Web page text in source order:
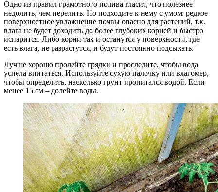
Одно из правил грамотного полива гласит, что полезнее
недолить, чем перелить. Но подходите к нему с умом: редкое
поверхностное увлажнение почвы опасно для растений, т.к.
влага не будет доходить до более глубоких корней и быстро
испарится. Либо корни так и останутся у поверхности, где
есть влага, не разрастутся, и будут постоянно подсыхать.
Лучше хорошо пролейте грядки и проследите, чтобы вода
успела впитаться. Используйте сухую палочку или влагомер,
чтобы определить, насколько грунт пропитался водой. Если
менее 15 см – долейте воды.